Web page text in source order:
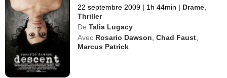
22 septembre 2009 | 1h 44min | Drame
Thriller
De Talia Lugacy
Avec Rosario Dawson ,Chad Faust
Marcus Patrick